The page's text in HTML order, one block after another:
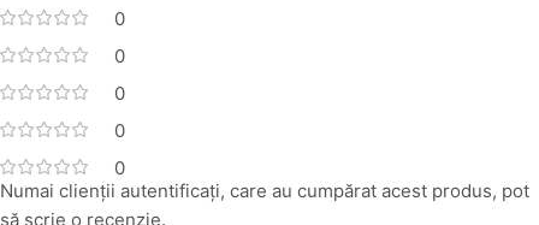
0
0
0
0
0
Numai clienții autentificați, care au cumpărat acest produs, pot
să scrie o recenzie.